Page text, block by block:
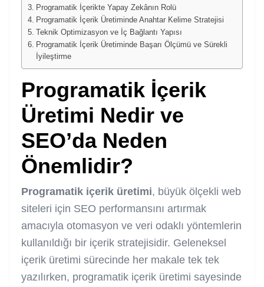
Programatik İçerikte Yapay Zekânın Rolü
Programatik İçerik Üretiminde Anahtar Kelime Stratejisi
Teknik Optimizasyon ve İç Bağlantı Yapısı
Programatik İçerik Üretiminde Başarı Ölçümü ve Sürekli
İyileştirme
Programatik İçerik
Üretimi Nedir ve
SEO’da Neden
Önemlidir?
Programatik içerik üretimi, büyük ölçekli web
siteleri için SEO performansını artırmak
amacıyla otomasyon ve veri odaklı yöntemlerin
kullanıldığı bir içerik stratejisidir. Geleneksel
içerik üretimi sürecinde her makale tek tek
yazılırken, programatik içerik üretimi sayesinde